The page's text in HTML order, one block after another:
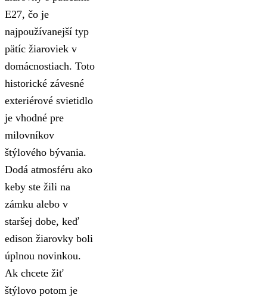
E27, čo je
najpoužívanejší typ
pätíc žiaroviek v
domácnostiach. Toto
historické závesné
exteriérové svietidlo
je vhodné pre
milovníkov
štýlového bývania.
Dodá atmosféru ako
keby ste žili na
zámku alebo v
staršej dobe, keď
edison žiarovky boli
úplnou novinkou.
Ak chcete žiť
štýlovo potom je